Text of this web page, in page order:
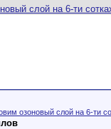
озоновый слой на 6-ти